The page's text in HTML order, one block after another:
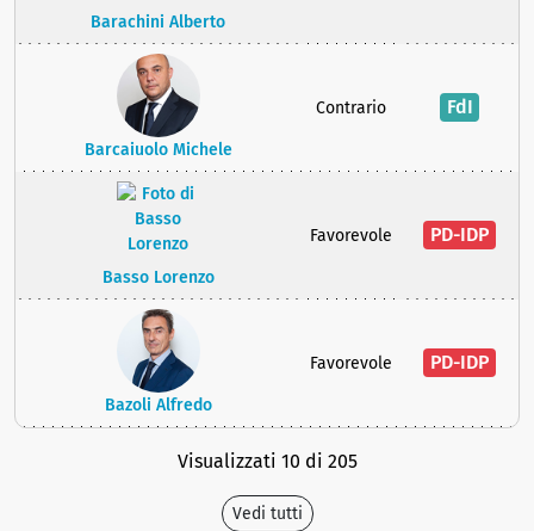
Barachini Alberto
Barcaiuolo Michele
Contrario FdI
Basso Lorenzo
Favorevole PD-IDP
Bazoli Alfredo
Favorevole PD-IDP
Visualizzati 10 di 205
Vedi tutti